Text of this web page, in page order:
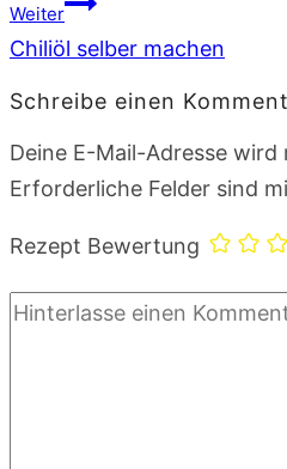
Weiter
Chiliöl selber machen
Schreibe einen
Deine E-Mail-Adresse
Erforderliche Felder sind
Rezept Bewertung